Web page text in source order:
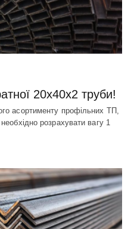
20х40х2 труби!
асортименту профільних ТП,
розрахувати вагу 1